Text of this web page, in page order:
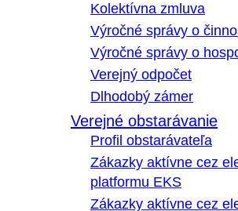
Kolektívna zmluva
Výročné správy o
Výročné správy o
Verejný odpočet
Dlhodobý zámer
Verejné obstarávanie
Profil obstarávateľa
Zákazky aktívne cez
platformu EKS
Zákazky aktívne cez